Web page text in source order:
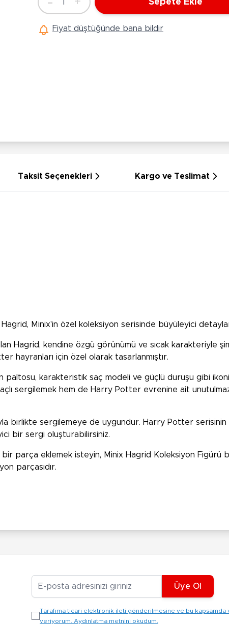
Bebek Araç Gereçleri
Ürünleri
Akülü Araçlar
Bin Git Araçlar
Adet
1 Sepete Ekle
Fiyat düştüğünde bana bildir
Taksit Seçenekleri Kargo ve Teslimat
Minix'in özel koleksiyon serisinde büyüleyici
Hagrid, kendine özgü görünümü ve sıcak karakteriyle
hayranları için özel olarak tasarlanmıştır.
paltosu, karakteristik saç modeli ve güçlü duruşu gibi
sergilemek hem de Harry Potter evrenine ait
birlikte sergilemeye de uygundur. Harry Potter
bir sergi oluşturabilirsiniz.
parça eklemek isteyin, Minix Hagrid Koleksiyon Figürü
parçasıdır.
E-posta Adresiniz
Üye Ol
Tarafıma ticari elektronik ileti gönderilmesine ve bu
veriyorum. Aydınlatma metnini okudum.